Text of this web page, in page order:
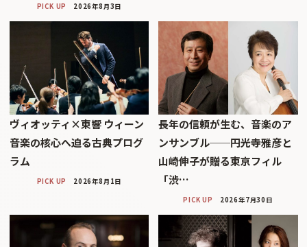
PICK UP 2026年8月3日
ヴィオッティ×東響 ウィーン
音楽の核心へ迫る古典プログ
ラム
PICK UP 2026年8月1日
長年の信頼が生む、音楽のア
ンサンブル──円光寺雅彦と
山崎伸子が贈る東京フィル
「渋…
PICK UP 2026年7月30日